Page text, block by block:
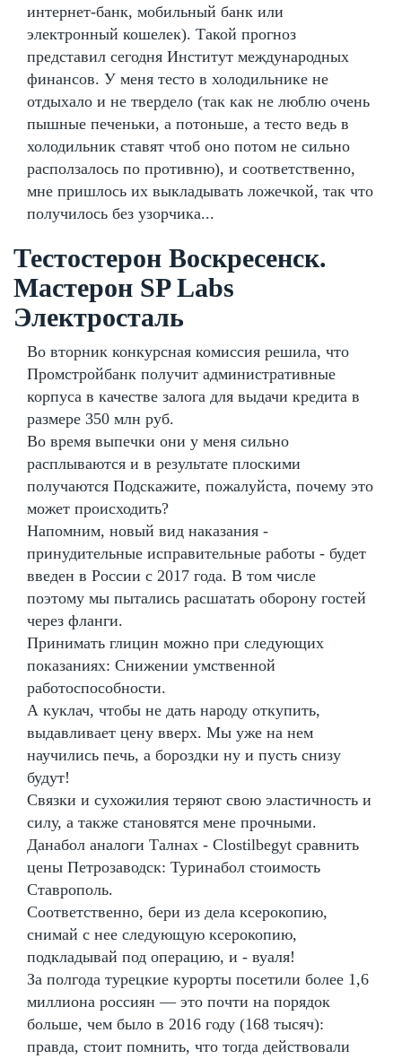
интернет-банк, мобильный банк или
электронный кошелек). Такой прогноз
представил сегодня Институт международных
финансов. У меня тесто в холодильнике не
отдыхало и не твердело (так как не люблю очень
пышные печеньки, а потоньше, а тесто ведь в
холодильник ставят чтоб оно потом не сильно
расползалось по противню), и соответственно,
мне пришлось их выкладывать ложечкой, так что
получилось без узорчика...
Тестостерон Воскресенск.
Мастерон SP Labs
Электросталь
Во вторник конкурсная комиссия решила, что
Промстройбанк получит административные
корпуса в качестве залога для выдачи кредита в
размере 350 млн руб.
Во время выпечки они у меня сильно
расплываются и в результате плоскими
получаются Подскажите, пожалуйста, почему это
может происходить?
Напомним, новый вид наказания -
принудительные исправительные работы - будет
введен в России с 2017 года. В том числе
поэтому мы пытались расшатать оборону гостей
через фланги.
Принимать глицин можно при следующих
показаниях: Снижении умственной
работоспособности.
А куклач, чтобы не дать народу откупить,
выдавливает цену вверх. Мы уже на нем
научились печь, а бороздки ну и пусть снизу
будут!
Связки и сухожилия теряют свою эластичность и
силу, а также становятся мене прочными.
Данабол аналоги Талнах - Clostilbegyt сравнить
цены Петрозаводск: Туринабол стоимость
Ставрополь.
Соответственно, бери из дела ксерокопию,
снимай с нее следующую ксерокопию,
подкладывай под операцию, и - вуаля!
За полгода турецкие курорты посетили более 1,6
миллиона россиян — это почти на порядок
больше, чем было в 2016 году (168 тысяч):
правда, стоит помнить, что тогда действовали